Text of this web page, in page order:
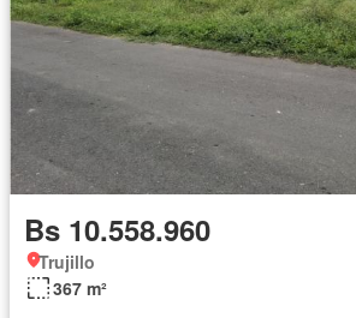
Bs 10.558.960
Trujillo
367 m²